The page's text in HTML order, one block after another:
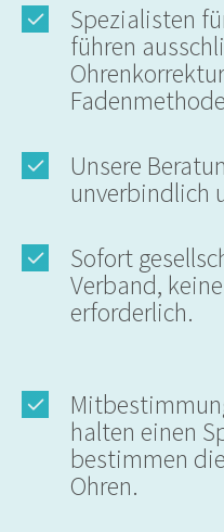
Spezialisten
führen
Unsere
unverbindlich
Sofort
Verband,
erforderlich.
halten einen
bestimmen
Ohren.